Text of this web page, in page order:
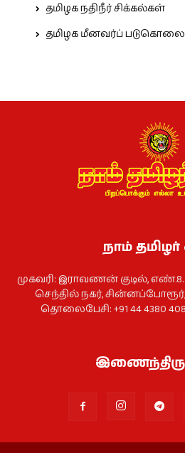
தமிழக நதிநீர் சிக்கல்கள்
தமிழக மீனவர்ப் படுகொலை
நாம் தமிழர்
முகவரி: இராவணன் குடில்,
செந்தில் நகர்,
தொலைபேசி: +91 44 4380